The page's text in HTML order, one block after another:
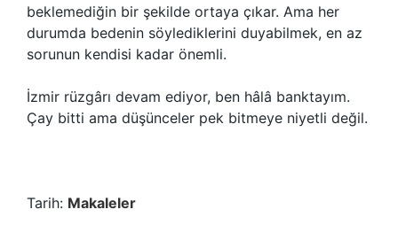
beklemediğin bir şekilde ortaya çıkar. Ama her
durumda bedenin söylediklerini duyabilmek, en az
sorunun kendisi kadar önemli.
İzmir rüzgârı devam ediyor, ben hâlâ banktayım.
Çay bitti ama düşünceler pek bitmeye niyetli değil.
Tarih: Makaleler